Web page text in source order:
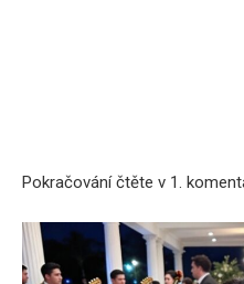
Pokračování čtěte v 1.